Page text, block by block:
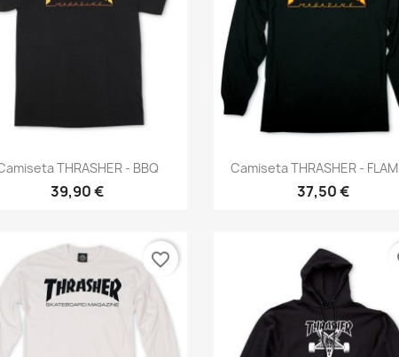
Anteprima
THRASHER - BBQ
39,90 €
Anteprima
Camiseta THRASHER -
37,50 €
favorite_border